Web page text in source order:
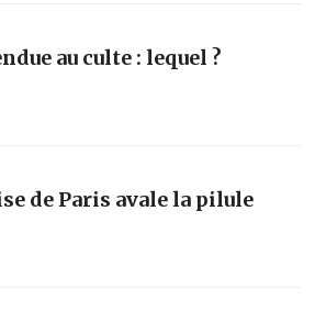
au culte : lequel ?
de Paris avale la pilule